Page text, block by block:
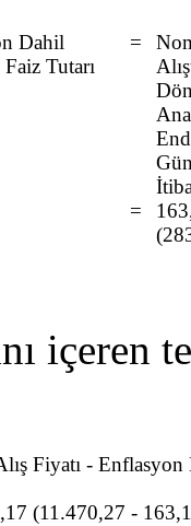
Dahil =
Tutarı
=
içeren
Fiyatı -
(11.470,27 -